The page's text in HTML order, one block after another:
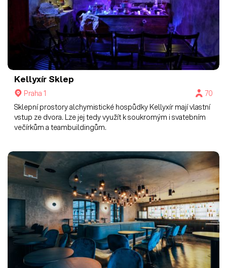
Kellyxír Sklep
Praha 1
70
Sklepní prostory alchymistické hospůdky Kellyxír mají vlastní
vstup ze dvora. Lze jej tedy využít k soukromým i svatebním
večírkům a teambuildingům.